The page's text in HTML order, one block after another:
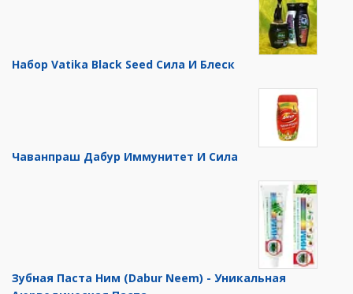
Набор Vatika Black Seed Сила И Блеск
Чаванпраш Дабур Иммунитет И Сила
Зубная Паста Ним (Dabur Neem) - Уникальная